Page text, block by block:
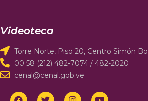
Videoteca
Torre Norte, Piso 20, Centro Simón
00 58 (212) 482-7074 / 482-2020
cenal@cenal.gob.ve